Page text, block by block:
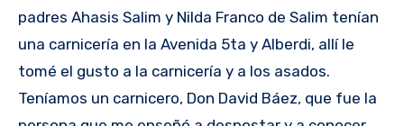
padres Ahasis Salim y Nilda Franco de Salim tenían
una carnicería en la Avenida 5ta y Alberdi, allí le
tomé el gusto a la carnicería y a los asados.
Teníamos un carnicero, Don David Báez, que fue la